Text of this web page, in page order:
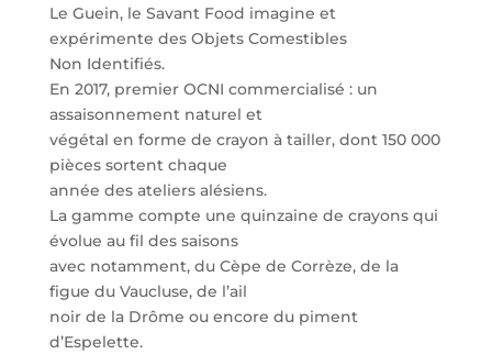
Le Guein, le Savant Food imagine et
expérimente des Objets Comestibles
Non Identifiés.
En 2017, premier OCNI commercialisé : un
assaisonnement naturel et
végétal en forme de crayon à tailler, dont 150 000
pièces sortent chaque
année des ateliers alésiens.
La gamme compte une quinzaine de crayons qui
évolue au fil des saisons
avec notamment, du Cèpe de Corrèze, de la
figue du Vaucluse, de l’ail
noir de la Drôme ou encore du piment
d’Espelette.